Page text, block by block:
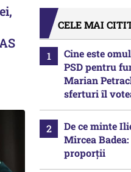
CELE MAI
Cine este
PSD pentru
Marian
sferturi îl
De ce minte
Mircea
proporții